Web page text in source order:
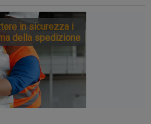
in sicurezza i
della spedizione